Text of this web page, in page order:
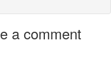
a comment